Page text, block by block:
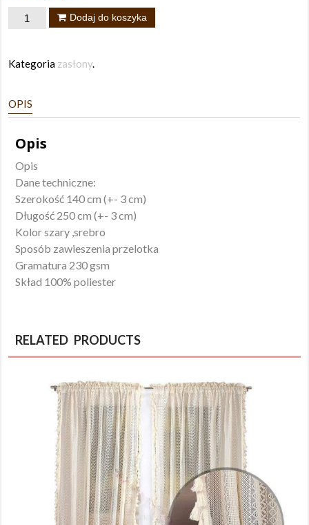
ilość
140x250
Dodaj do koszyka
Kategoria zasłony.
OPIS
Opis
Opis
Dane techniczne:
Szerokość 140 cm (+- 3 cm)
Długość 250 cm (+- 3 cm)
Kolor szary ,srebro
Sposób zawieszenia przelotka
Gramatura 230 gsm
Skład 100% poliester
RELATED PRODUCTS